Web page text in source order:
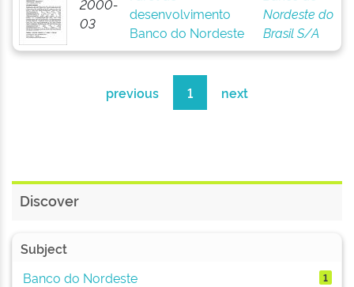
2000-
03
desenvolvimento
Banco do Nordeste
Nordeste do
Brasil S/A
previous 1 next
Discover
Subject
Banco do Nordeste
1